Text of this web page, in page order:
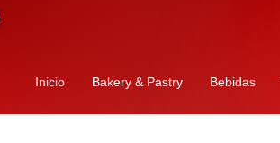
Inicio Bakery & Pastry Bebidas